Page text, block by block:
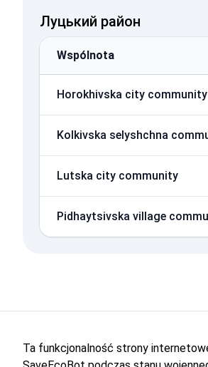
Луцький район
Wspólnota
Horokhivska city community
Kolkivska selyshchna
Lutska city community
Pidhaytsivska village
Ta funkcjonalność strony